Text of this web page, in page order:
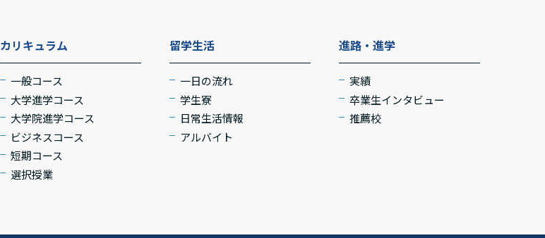
カリキュラム
一般コース
大学進学コース
大学院進学コース
ビジネスコース
短期コース
選択授業
留学生活
一日の流れ
学生寮
日常生活情報
アルバイト
進路・進学
実績
卒業生インタビュー
推薦校